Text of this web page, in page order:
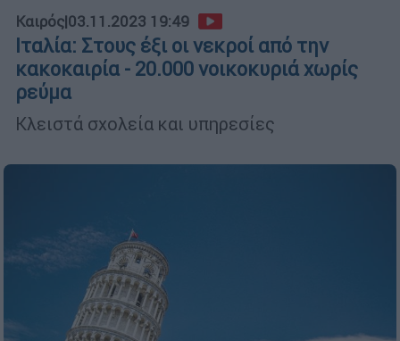
Καιρός|03.11.2023 19:49
Ιταλία: Στους έξι οι νεκροί από την
κακοκαιρία - 20.000 νοικοκυριά χωρίς
ρεύμα
Κλειστά σχολεία και υπηρεσίες